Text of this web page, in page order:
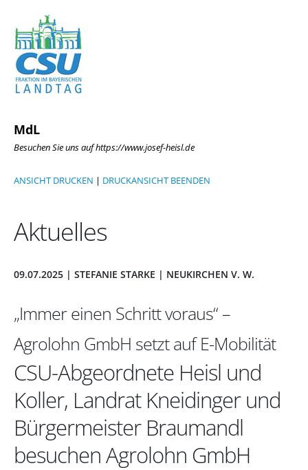
MdL
Besuchen Sie uns auf https://www.josef-heisl.de
ANSICHT DRUCKEN | DRUCKANSICHT BEENDEN
Aktuelles
09.07.2025 | STEFANIE STARKE | NEUKIRCHEN V. W.
Immer einen Schritt voraus“ –
Agrolohn GmbH setzt auf E-Mobilität
CSU-Abgeordnete Heisl und
Koller, Landrat Kneidinger und
Bürgermeister Braumandl
besuchen Agrolohn GmbH